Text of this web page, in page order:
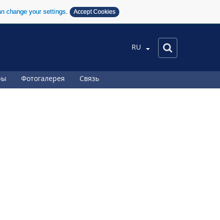
change your settings. Accept Cookies
RU
Фотогалерея Связь